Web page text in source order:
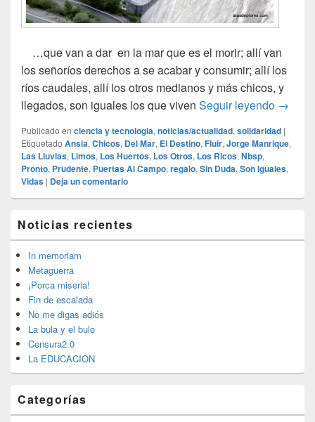
…que van a dar en la mar que es el morir; allí van
los señoríos derechos a se acabar y consumir; allí los
ríos caudales, allí los otros medianos y más chicos, y
llegados, son iguales los que viven Seguir leyendo →
Publicado en ciencia y tecnologia, noticias/actualidad, solidaridad |
Etiquetado Ansia, Chicos, Del Mar, El Destino, Fluir, Jorge Manrique,
Las Lluvias, Limos, Los Huertos, Los Otros, Los Ricos, Nbsp,
Pronto, Prudente, Puertas Al Campo, regalo, Sin Duda, Son Iguales,
Vidas | Deja un comentario
área
de
widget
barra
lateral
primaria
Noticias recientes
In memoriam
Metaguerra
¡Porca miseria!
Fin de escalada
No me digas adiós
La bula y el bulo
Censura2.0
La EDUCACION
Categorías